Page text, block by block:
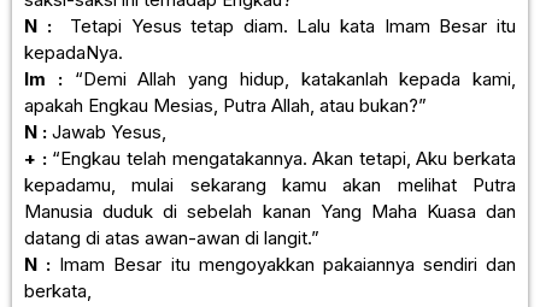
N :Tetapi Yesus tetap diam. Lalu kata Imam Besar itu
kepadaNya.
Im :“Demi Allah yang hidup, katakanlah kepada kami,
apakah Engkau Mesias, Putra Allah, atau bukan?”
N : Jawab Yesus,
+ :“Engkau telah mengatakannya. Akan tetapi, Aku berkata
kepadamu, mulai sekarang kamu akan melihat Putra
Manusia duduk di sebelah kanan Yang Maha Kuasa dan
datang di atas awan-awan di langit.”
N : Imam Besar itu mengoyakkan pakaiannya sendiri dan
berkata,